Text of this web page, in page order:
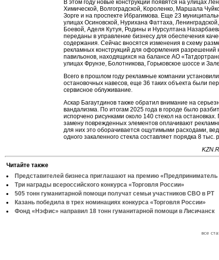
В этом году новые конструкции появятся на улицах
Химической, Волгоградской, Короленко, Маршала
Зорге и на проспекте Ибрагимова. Еще 23
улицах Осиновской, Нурихана Фаттаха,
Боевой, Аделя Кутуя, Родины и Нурсултана
переданы в управление бизнесу для обеспечения
содержания. Сейчас вносятся изменения в схему
рекламных конструкций для оформления разрешений
павильонов, находящихся на балансе АО
улицах Фрунзе, Болотникова, Горьковское шоссе и
Всего в прошлом году рекламные компании
остановочных навесов, еще 36 таких объекта были
сервисное облуживание.
Аскар Багаутдинов также обратил внимание на
вандализма. По итогам 2025 года в городе было
испорчено рисунками около 140 стекол на остановках.
замену поврежденных элементов оплачивают
для них это оборачивается ощутимыми расходами,
одного закаленного стекла составляет порядка 8 тыс.
Читайте также
Представителей бизнеса приглашают на премию «Предприниматель
Три награды всероссийского конкурса «Торговля России»
505 тонн гуманитарной помощи получат семьи участников СВО в РТ
Казань победила в трех номинациях конкурса «Торговля России»
Фонд «Нэфис» направил 18 тонн гуманитарной помощи в Лисичанск
все